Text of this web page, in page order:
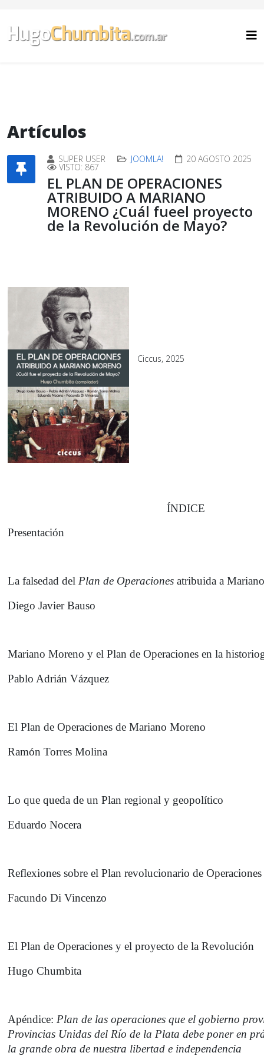
Artículos
SUPER USER JOOMLA! 20 AGOSTO 2025
VISTO: 867
EL PLAN DE OPERACIONES
ATRIBUIDO A MARIANO
MORENO ¿Cuál fueel proyecto
de la Revolución de Mayo?
Ciccus, 2025
ÍNDICE
Presentación
La falsedad del Plan de Operaciones atribuida a
Diego Javier Bauso
Mariano Moreno y el Plan de Operaciones en la
Pablo Adrián Vázquez
El Plan de Operaciones de Mariano Moreno
Ramón Torres Molina
Lo que queda de un Plan regional y geopolítico
Eduardo Nocera
Reflexiones sobre el Plan revolucionario de
Facundo Di Vincenzo
El Plan de Operaciones y el proyecto de la Revolución
Hugo Chumbita
Apéndice: Plan de las operaciones que el gobierno
Provincias Unidas del Río de la Plata debe poner en
la grande obra de nuestra libertad e independencia